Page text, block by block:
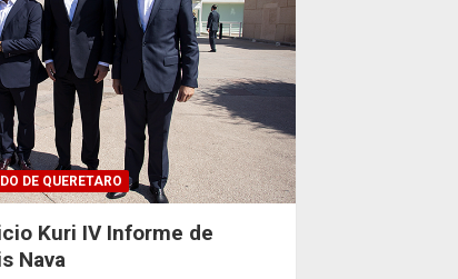
DE QUERETARO
Kuri IV Informe de
Nava